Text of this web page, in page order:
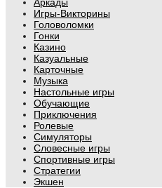
Игры-Викторины
Головоломки
Гонки
Казино
Казуальные
Карточные
Музыка
Настольные игры
Обучающие
Приключения
Ролевые
Симуляторы
Словесные игры
Спортивные игры
Стратегии
Экшен